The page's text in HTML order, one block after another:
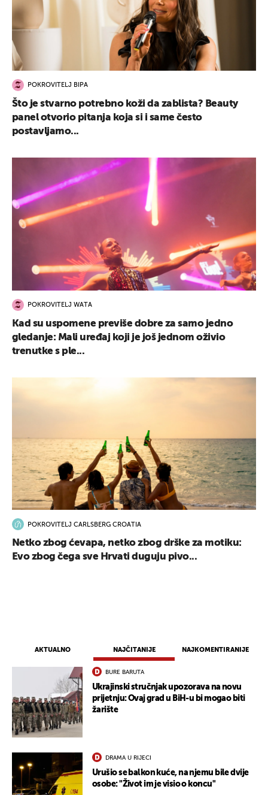
AKTUALNO NAJČITANIJE NAJKOMENTIRANIJE
BURE BARUTA
Ukrajinski stručnjak upozorava na novu
prijetnju: Ovaj grad u BiH-u bi mogao biti
žarište
DRAMA U RIJECI
Urušio se balkon kuće, na njemu bile dvije
osobe: "Život im je visio o koncu"
POKROVITELJ BIPA
Što je stvarno potrebno koži da zablista? Beauty
panel otvorio pitanja koja si i same često
postavljamo...
POKROVITELJ WATA
Kad su uspomene previše dobre za samo jedno
gledanje: Mali uređaj koji je još jednom oživio
trenutke s ple...
POKROVITELJ CARLSBERG CROATIA
Netko zbog ćevapa, netko zbog drške za motiku:
Evo zbog čega sve Hrvati duguju pivo...